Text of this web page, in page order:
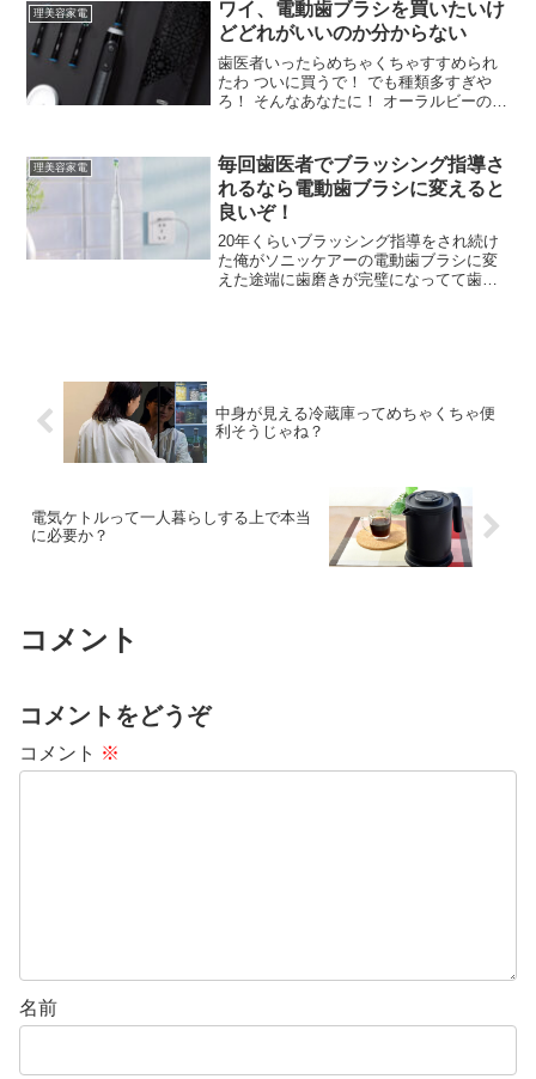
いんや 濃いならどうせ毎日剃るし正直ブ
ラウンでもパナでも変わらんで
理美容家電
ワイ、電動歯ブラシを買いたいけ
どどれがいいのか分からない
歯医者いったらめちゃくちゃすすめられ
たわ ついに買うで！ でも種類多すぎや
ろ！ そんなあなたに！ オーラルビーの最
やけど ブラウンもあるんか 髭剃りと同じ
やんけ
理美容家電
毎回歯医者でブラッシング指導さ
れるなら電動歯ブラシに変えると
良いぞ！
20年くらいブラッシング指導をされ続け
た俺がソニッケアーの電動歯ブラシに変
えた途端に歯磨きが完璧になってて歯科
中身が見える冷蔵庫ってめちゃくちゃ便
利そうじゃね？
電気ケトルって一人暮らしする上で本当
に必要か？
コメント
コメントをどうぞ
コメント ※
名前